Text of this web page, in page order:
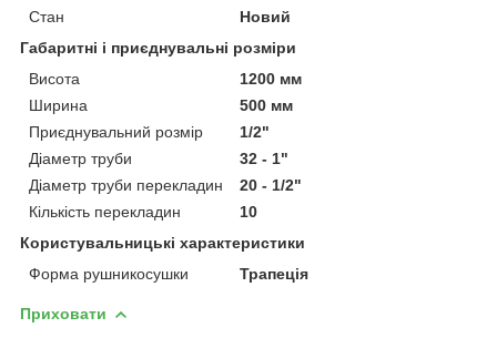
Стан
Новий
Габаритні і приєднувальні розміри
Висота
1200 мм
Ширина
500 мм
Приєднувальний розмір
1/2"
Діаметр труби
32 - 1"
Діаметр труби перекладин
20 - 1/2"
Кількість перекладин
10
Користувальницькі характеристики
Форма рушникосушки
Трапеція
Приховати